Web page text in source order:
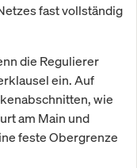
fast vollständig
die Regulierer
ein. Auf
wie
am Main und
feste Obergrenze